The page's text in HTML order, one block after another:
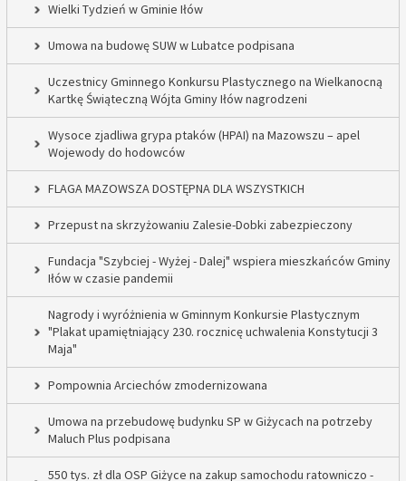
Wielki Tydzień w Gminie Iłów
Umowa na budowę SUW w Lubatce podpisana
Uczestnicy Gminnego Konkursu Plastycznego na Wielkanocną
Kartkę Świąteczną Wójta Gminy Iłów nagrodzeni
Wysoce zjadliwa grypa ptaków (HPAI) na Mazowszu – apel
Wojewody do hodowców
FLAGA MAZOWSZA DOSTĘPNA DLA WSZYSTKICH
Przepust na skrzyżowaniu Zalesie-Dobki zabezpieczony
Fundacja "Szybciej - Wyżej - Dalej" wspiera mieszkańców Gminy
Iłów w czasie pandemii
Nagrody i wyróżnienia w Gminnym Konkursie Plastycznym
"Plakat upamiętniający 230. rocznicę uchwalenia Konstytucji 3
Maja"
Pompownia Arciechów zmodernizowana
Umowa na przebudowę budynku SP w Giżycach na potrzeby
Maluch Plus podpisana
550 tys. zł dla OSP Giżyce na zakup samochodu ratowniczo -